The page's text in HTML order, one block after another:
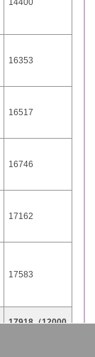
14400
16353
16517
16746
17162
17583
17918（12000